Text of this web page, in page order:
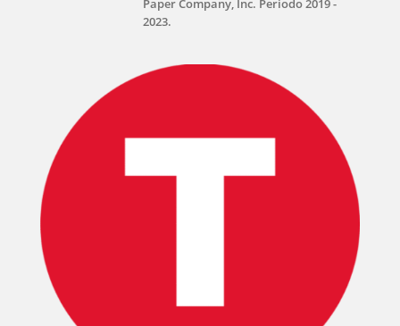
Paper Company, Inc. Periodo 2019 -
2023.